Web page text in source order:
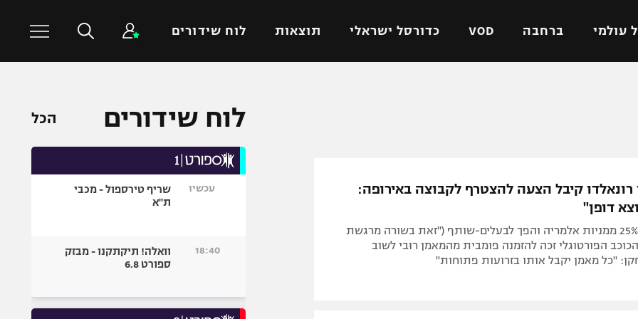
עולמי ברחבה VOD כדורסל ישראלי תוצאות לוח שידורים
ישראל
ליגה איטלקית
ליגה צרפתית
הפועל ירושלים
כדורסל עולמי
כדורעף
שחייה
ספורט אולימפי
היאבקות WWE
רונאלדו קיבל הצעה להצטרף לקבוצה באירופה:
דופן"
לאחר שרכש 25% ממניות אלמריה והפך לבעלים-שותף ("זאת בשורה מרגשת
הפורטוגלי זכה להזמנה פומבית מהמאמן רוּבי לשוב
"כל מאמן יקבל אותו בזרועות פתוחות"
לוח שידורים הכל
עכשיו
שריף טירספול - מכבי
ת"א
18:40
וואלה! תיקתקנו - מבזק
ספורט 6.8